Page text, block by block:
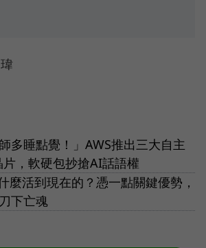
多睡點覺！」AWS推出三大自主
，軟硬包抄搶AI話語權
麼活到現在的？憑一點關鍵優勢，
下亡魂